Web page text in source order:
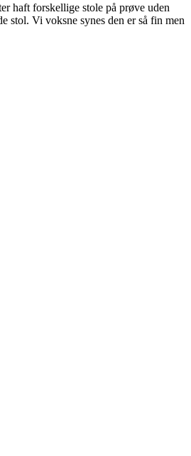
haft forskellige stole på prøve uden
stol. Vi voksne synes den er så fin men